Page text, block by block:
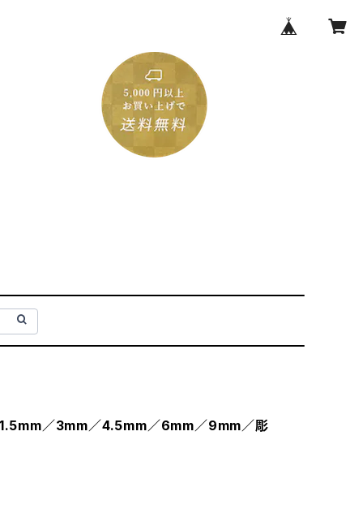
／3mm／4.5mm／6mm／9mm／彫